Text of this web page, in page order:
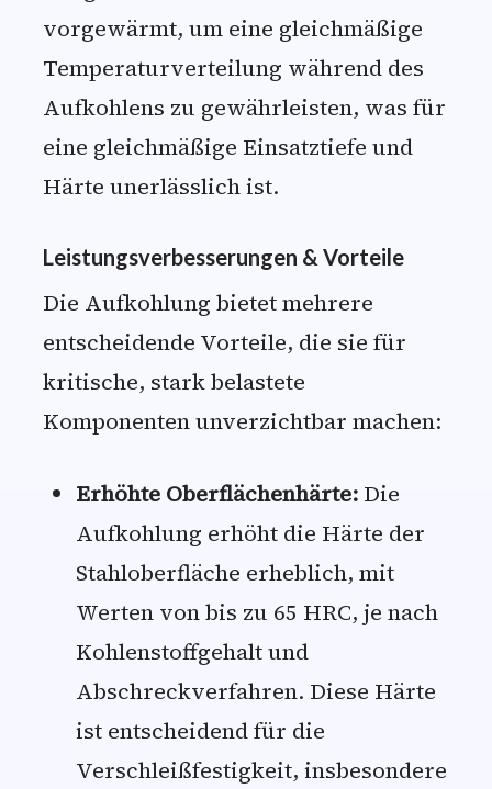
vorgewärmt, um eine gleichmäßige
Temperaturverteilung während des
Aufkohlens zu gewährleisten, was für
eine gleichmäßige Einsatztiefe und
Härte unerlässlich ist.
Leistungsverbesserungen & Vorteile
Die Aufkohlung bietet mehrere
entscheidende Vorteile, die sie für
kritische, stark belastete
Komponenten unverzichtbar machen:
Erhöhte Oberflächenhärte:Die
Aufkohlung erhöht die Härte der
Stahloberfläche erheblich, mit
Werten von bis zu 65 HRC, je nach
Kohlenstoffgehalt und
Abschreckverfahren. Diese Härte
ist entscheidend für die
Verschleißfestigkeit, insbesondere